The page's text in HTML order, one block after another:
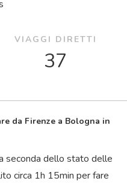
VIAGGI DIRETTI
37
da Firenze a Bologna in
seconda dello stato delle
circa 1h 15min per fare